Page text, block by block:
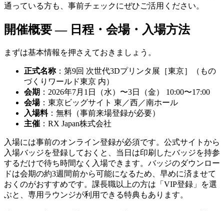
通っている方も、事前チェックにぜひご活用ください。
開催概要 — 日程・会場・入場方法
まずは基本情報を押さえておきましょう。
正式名称：第9回 次世代3Dプリンタ展［東京］（もの
づくりワールド東京 内）
会期 ：2026年7月1日（水）〜3日（金） 10:00〜17:00
会場：東京ビッグサイト 東／西／南ホール
入場料：無料（事前来場登録が必要）
主催 ：RX Japan株式会社
入場には事前のオンライン登録が必須です。公式サイトから
入場バッジを登録しておくと、当日は印刷したバッジを持参
するだけで待ち時間なく入場できます。バッジのダウンロー
ドは会期の約3週間前から可能になるため、早めに済ませて
おくのがおすすめです。課長職以上の方は「VIP登録」を選
ぶと、専用ラウンジが利用できる特典もあります。